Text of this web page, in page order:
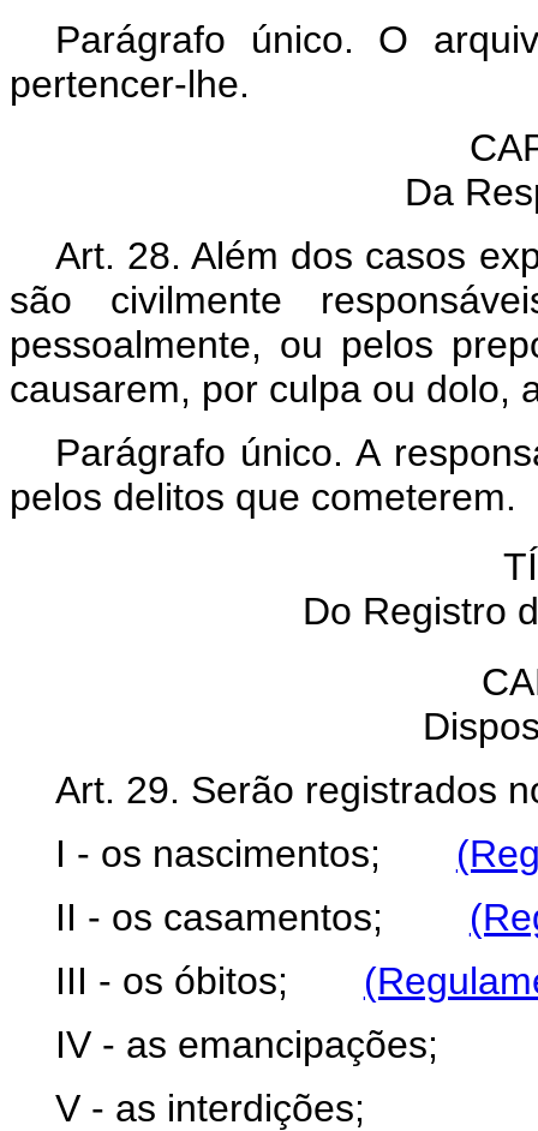
Parágrafo único. O
pertencer-lhe.
Da
Art. 28. Além dos casos
são civilmente
pessoalmente, ou pelos
causarem, por culpa ou dolo,
Parágrafo único. A
pelos delitos que cometerem.
Do Registro
Art. 29. Serão registrados
I - os nascimentos;
II - os casamentos;
III - os óbitos;
IV - as emancipações;
V - as interdições;